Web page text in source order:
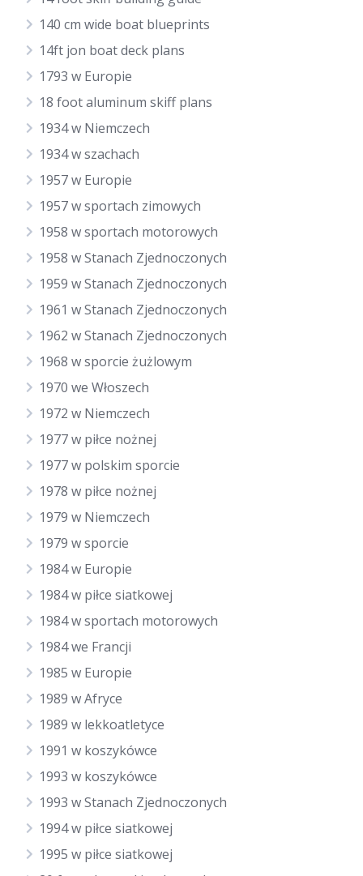
140 cm wide boat blueprints
14ft jon boat deck plans
1793 w Europie
18 foot aluminum skiff plans
1934 w Niemczech
1934 w szachach
1957 w Europie
1957 w sportach zimowych
1958 w sportach motorowych
1958 w Stanach Zjednoczonych
1959 w Stanach Zjednoczonych
1961 w Stanach Zjednoczonych
1962 w Stanach Zjednoczonych
1968 w sporcie żużlowym
1970 we Włoszech
1972 w Niemczech
1977 w piłce nożnej
1977 w polskim sporcie
1978 w piłce nożnej
1979 w Niemczech
1979 w sporcie
1984 w Europie
1984 w piłce siatkowej
1984 w sportach motorowych
1984 we Francji
1985 w Europie
1989 w Afryce
1989 w lekkoatletyce
1991 w koszykówce
1993 w koszykówce
1993 w Stanach Zjednoczonych
1994 w piłce siatkowej
1995 w piłce siatkowej